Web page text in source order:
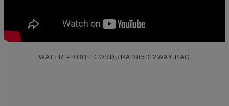
WATER PROOF CORDURA 305D 2WAY BAG